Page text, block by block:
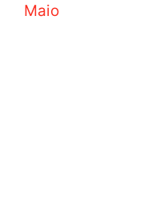
Maio